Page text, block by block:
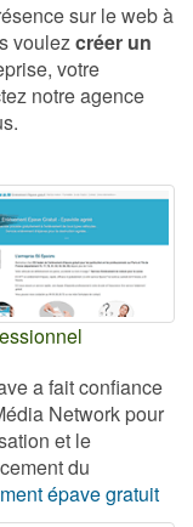
sur le web à
voulezcréer un
votre
notre agence
a fait confiance
Network pour
et le
du
épave gratuit